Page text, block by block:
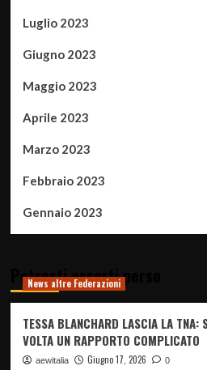
Luglio 2023
Giugno 2023
Maggio 2023
Aprile 2023
Marzo 2023
Febbraio 2023
Gennaio 2023
Potresti esserti perso
News altre Federazioni
TESSA BLANCHARD LASCIA LA TNA:
VOLTA UN RAPPORTO COMPLICATO
aewitalia Giugno 17, 2026 0